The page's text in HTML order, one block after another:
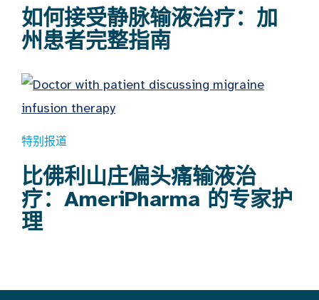
如何接受静脉输液治疗：加
州患者完整指南
特别报道
比佛利山庄偏头痛输液治
疗：AmeriPharma 的专家护
理